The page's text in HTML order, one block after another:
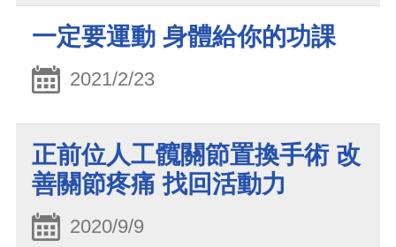
一定要運動 身體給你的功課
2021/2/23
正前位人工髖關節置換手術 改
善關節疼痛 找回活動力
2020/9/9